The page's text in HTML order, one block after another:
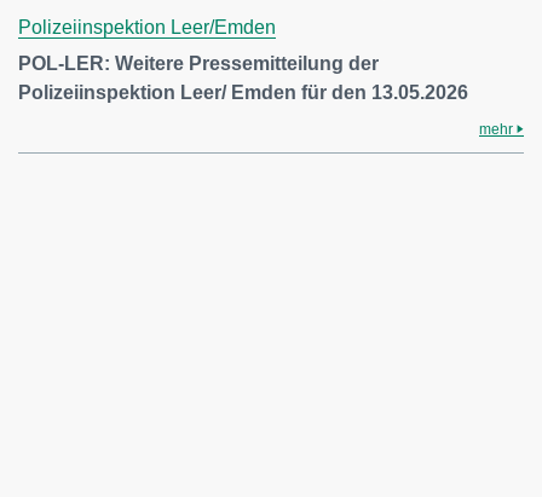
Polizeiinspektion Leer/Emden
POL-LER: Weitere Pressemitteilung der
Polizeiinspektion Leer/ Emden für den 13.05.2026
mehr